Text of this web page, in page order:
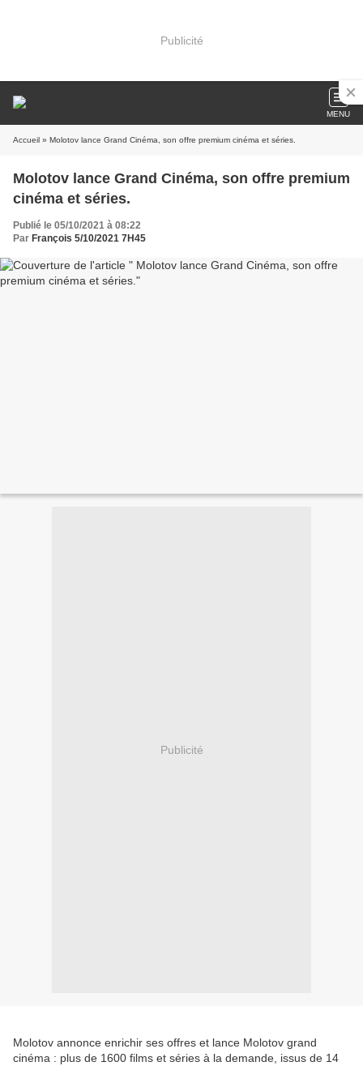
Publicité
MENU
Accueil » Molotov lance Grand Cinéma, son offre premium cinéma et séries.
Molotov lance Grand Cinéma, son offre premium
cinéma et séries.
Publié le 05/10/2021 à 08:22
Par François 5/10/2021 7H45
Publicité
Molotov annonce enrichir ses offres et lance Molotov grand
cinéma : plus de 1600 films et séries à la demande, issus de 14